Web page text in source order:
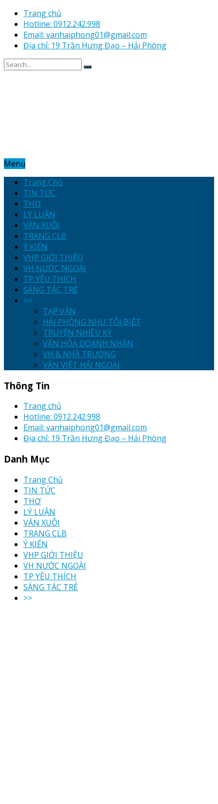
Trang chủ
Hotline: 0912.242.998
Email: vanhaiphong01@gmail.com
Địa chỉ: 19 Trần Hưng Đạo – Hải Phòng
Menu
Trang Chủ
TIN TỨC
THƠ
LÝ LUẬN
VĂN XUÔI
TRANG CLB
Ý KIẾN
VHP GIỚI THIỆU
VH NƯỚC NGOÀI
TP YÊU THÍCH
SÁNG TÁC TRẺ
>>
TẠP VĂN
HẢI PHÒNG NHƯ TÔI BIẾT
TRUYỆN NHIỀU KỲ
VĂN HÓA DOANH NHÂN
VH & NHÀ TRƯỜNG
VĂN VIỆT HẢI NGOẠI
Thông Tin
Trang chủ
Hotline: 0912.242.998
Email: vanhaiphong01@gmail.com
Địa chỉ: 19 Trần Hưng Đạo – Hải Phòng
Danh Mục
Trang Chủ
TIN TỨC
THƠ
LÝ LUẬN
VĂN XUÔI
TRANG CLB
Ý KIẾN
VHP GIỚI THIỆU
VH NƯỚC NGOÀI
TP YÊU THÍCH
SÁNG TÁC TRẺ
>>